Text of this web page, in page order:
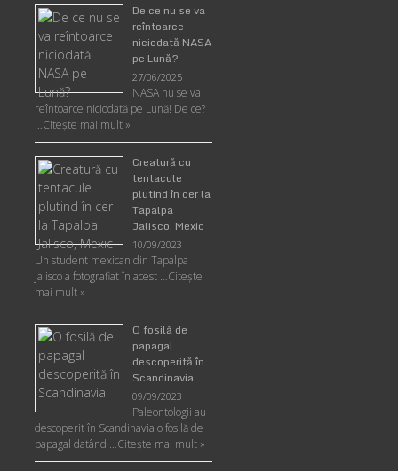
De ce nu se va
reîntoarce
niciodată NASA
pe Lună?
27/06/2025
NASA nu se va
reîntoarce niciodată pe Lună! De ce?
…Citește mai mult »
Creatură cu
tentacule
plutind în cer la
Tapalpa
Jalisco, Mexic
10/09/2023
Un student mexican din Tapalpa
Jalisco a fotografiat în acest …Citește
mai mult »
O fosilă de
papagal
descoperită în
Scandinavia
09/09/2023
Paleontologii au
descoperit în Scandinavia o fosilă de
papagal datând …Citește mai mult »